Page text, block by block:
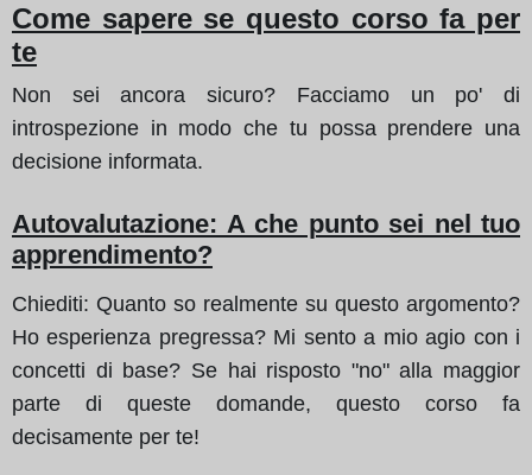
Come sapere se questo corso fa per
te
Non sei ancora sicuro? Facciamo un po' di
introspezione in modo che tu possa prendere una
decisione informata.
Autovalutazione: A che punto sei nel tuo
apprendimento?
Chiediti: Quanto so realmente su questo argomento?
Ho esperienza pregressa? Mi sento a mio agio con i
concetti di base? Se hai risposto "no" alla maggior
parte di queste domande, questo corso fa
decisamente per te!